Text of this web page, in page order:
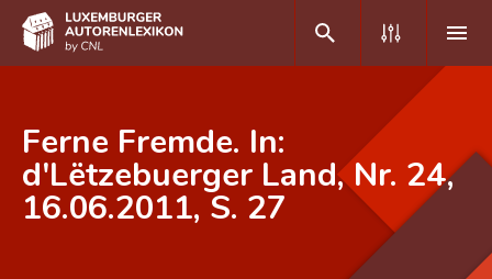
DE FR
Home
Ferne Fremde. In:
d'Lëtzebuerger Land, Nr. 24,
16.06.2011, S. 27